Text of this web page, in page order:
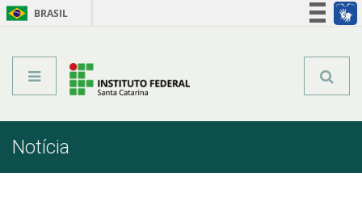
BRASIL
NotíciaInício